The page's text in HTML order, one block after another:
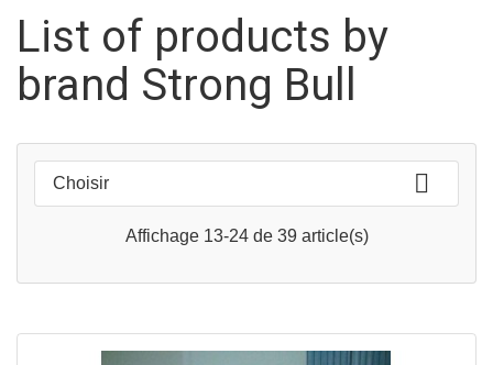
List of products by
brand Strong Bull
Choisir 
Affichage 13-24 de 39 article(s)